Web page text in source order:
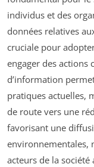
individus et des
données relatives
cruciale pour
engager des actions
d’information
pratiques actuelles,
de route vers une
favorisant une
environnementales,
acteurs de la société